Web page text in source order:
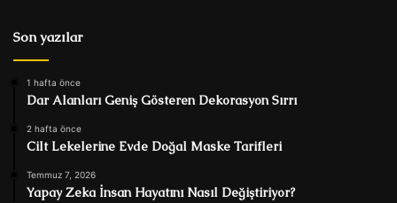
Son yazılar
1 hafta önce
Dar Alanları Geniş Gösteren Dekorasyon Sırrı
2 hafta önce
Cilt Lekelerine Evde Doğal Maske Tarifleri
Temmuz 7, 2026
Yapay Zeka İnsan Hayatını Nasıl Değiştiriyor?